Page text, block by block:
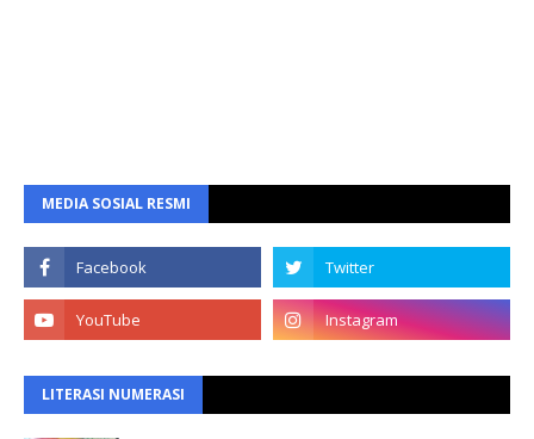
MEDIA SOSIAL RESMI
LITERASI NUMERASI